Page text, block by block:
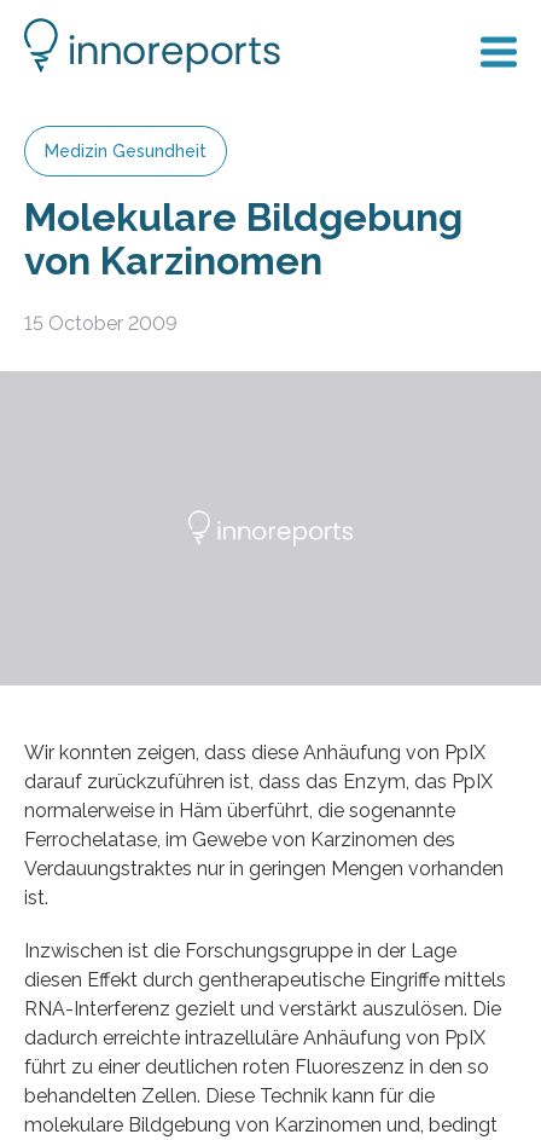
Medizin Gesundheit
Molekulare Bildgebung
von Karzinomen
15 October 2009
Wir konnten zeigen, dass diese Anhäufung von PpIX
darauf zurückzuführen ist, dass das Enzym, das PpIX
normalerweise in Häm überführt, die sogenannte
Ferrochelatase, im Gewebe von Karzinomen des
Verdauungstraktes nur in geringen Mengen vorhanden
ist.
Inzwischen ist die Forschungsgruppe in der Lage
diesen Effekt durch gentherapeutische Eingriffe mittels
RNA-Interferenz gezielt und verstärkt auszulösen. Die
dadurch erreichte intrazelluläre Anhäufung von PpIX
führt zu einer deutlichen roten Fluoreszenz in den so
behandelten Zellen. Diese Technik kann für die
molekulare Bildgebung von Karzinomen und, bedingt